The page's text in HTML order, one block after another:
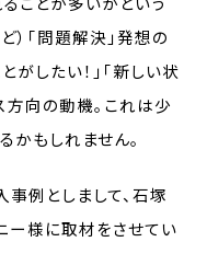
）「問題解決」発想の
がしたい！」「新しい状
方向の動機。これは少
かもしれません。
例としまして、石塚
ー様に取材をさせてい